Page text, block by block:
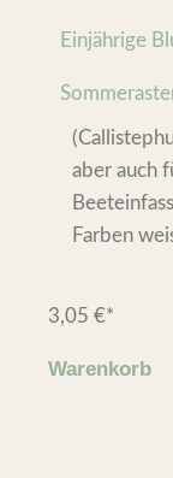
Einjährige
aber auch
Farben
3,05 €*
Warenkorb